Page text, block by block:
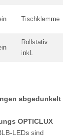
Tischklemme
Rollstativ
inkl.
abgedunkelt
OPTICLUX
LEDs sind